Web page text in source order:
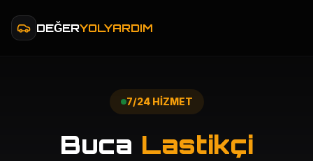
DEĞERYOLYARDIM
7/24 HİZMET
Buca Lastikçi